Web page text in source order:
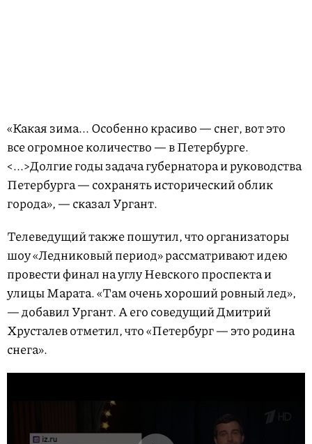
«Какая зима... Особенно красиво — снег, вот это
все огромное количество — в Петербурге.
<...>Долгие годы задача губернатора и руководства
Петербурга — сохранять исторический облик
города», — сказал Ургант.
Телеведущий также пошутил, что организаторы
шоу «Ледниковый период» рассматривают идею
провести финал на углу Невского проспекта и
улицы Марата. «Там очень хороший ровный лед»,
— добавил Ургант. А его соведущий Дмитрий
Хрусталев отметил, что «Петербург — это родина
снега».